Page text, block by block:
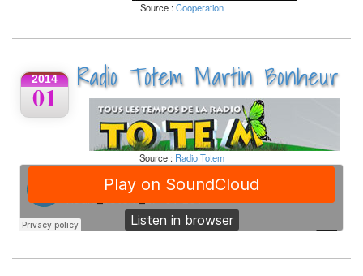
Source :Cooperation
2014
01
Radio Totem Martin Bonheur
Source : Radio Totem